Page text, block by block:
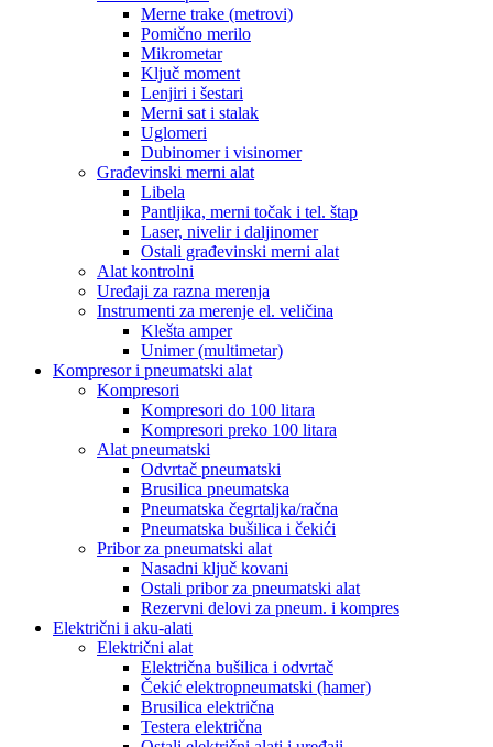
Merne trake (metrovi)
Pomično merilo
Mikrometar
Ključ moment
Lenjiri i šestari
Merni sat i stalak
Uglomeri
Dubinomer i visinomer
Građevinski merni alat
Libela
Pantljika, merni točak i tel. štap
Laser, nivelir i daljinomer
Ostali građevinski merni alat
Alat kontrolni
Uređaji za razna merenja
Instrumenti za merenje el. veličina
Klešta amper
Unimer (multimetar)
Kompresor i pneumatski alat
Kompresori
Kompresori do 100 litara
Kompresori preko 100 litara
Alat pneumatski
Odvrtač pneumatski
Brusilica pneumatska
Pneumatska čegrtaljka/račna
Pneumatska bušilica i čekići
Pribor za pneumatski alat
Nasadni ključ kovani
Ostali pribor za pneumatski alat
Rezervni delovi za pneum. i kompres
Električni i aku-alati
Električni alat
Električna bušilica i odvrtač
Čekić elektropneumatski (hamer)
Brusilica električna
Testera električna